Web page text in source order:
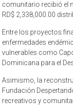
comunitario recibió el
RD$ 2,338,000.00
Entre los proyectos
enfermedades
vulnerables como
Dominicana para el
Asimismo, la
Fundación
recreativos y